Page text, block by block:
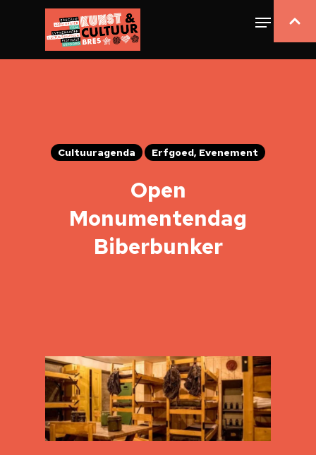
Cultuuragenda Erfgoed, Evenement
Open
Monumentendag
Biberbunker